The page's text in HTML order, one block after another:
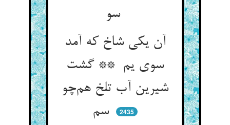
سو
آن یکی شاخ که آمد
سوی یم ** گشت
شیرین آب تلخ هم‌چو
سم
2435